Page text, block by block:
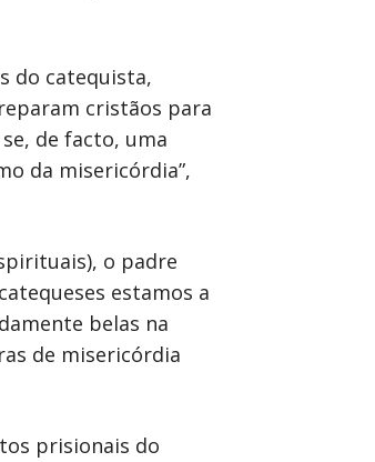
do catequista,
cristãos para
de facto, uma
da misericórdia”,
o padre
estamos a
belas na
de misericórdia
prisionais do